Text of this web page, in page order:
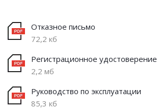
Отказное письмо
72,2 кб
Регистрационное удостоверение
2,2 мб
Руководство по эксплуатации
85,3 кб